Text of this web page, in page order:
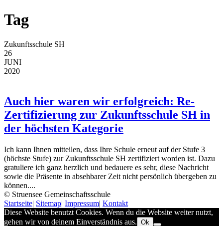
Tag
Zukunftsschule SH
26
JUNI
2020
Auch hier waren wir erfolgreich: Re-
Zertifizierung zur Zukunftsschule SH in
der höchsten Kategorie
Ich kann Ihnen mitteilen, dass Ihre Schule erneut auf der Stufe 3
(höchste Stufe) zur Zukunftsschule SH zertifiziert worden ist. Dazu
gratuliere ich ganz herzlich und bedauere es sehr, diese Nachricht
sowie die Präsente in absehbarer Zeit nicht persönlich übergeben zu
können....
© Struensee Gemeinschaftsschule
Startseite| Sitemap| Impressum| Kontakt
Diese Website benutzt Cookies. Wenn du die Website weiter nutzt,
gehen wir von deinem Einverständnis aus. Ok